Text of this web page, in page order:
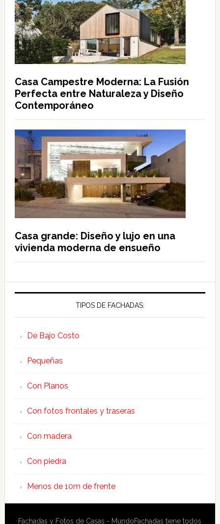
Casa Campestre Moderna: La Fusión
Perfecta entre Naturaleza y Diseño
Contemporáneo
Casa grande: Diseño y lujo en una
vivienda moderna de ensueño
TIPOS DE FACHADAS:
De Bajo Costo
Pequeñas
Con Planos
Con fotos frontales y traseras
Con madera
Con piedra
Menos de 10m de frente
Fachadas y Fotos de Casas - MundoFachadas tiene todos